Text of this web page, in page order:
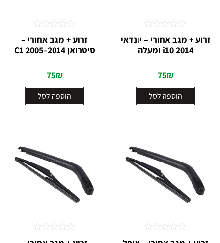
זרוע + מגב אחורי – יונדאי
i10 2014 ומעלה
75₪
הוספה לסל
0
מתוך
זרוע + מגב אחורי –
סיטרואן C1 2005–2014
75₪
הוספה לסל
0
מתוך